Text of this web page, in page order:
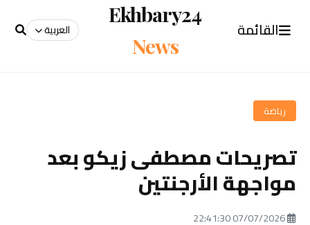
القائمة
Ekhbary24
News
العربية
رياضة
تصريحات مصطفى زيكو بعد
مواجهة الأرجنتين